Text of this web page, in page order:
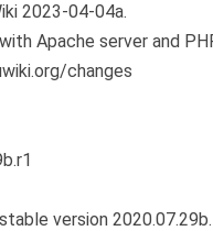
2023-04-04a.
Apache server and
changes
version 2020.07.29b.